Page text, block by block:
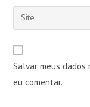
de
usuário
para
comentar
endereço
de
para
comentar
Digite
o
do
seu
site
Salvar meus
eu comentar.